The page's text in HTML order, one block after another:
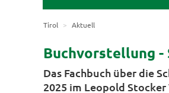
Tirol Aktuell
Buchvorstellung -
Das Fachbuch über die
2025 im Leopold